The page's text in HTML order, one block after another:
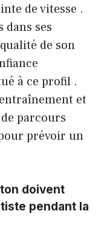
de vitesse .
ses
de son
à ce profil .
et
parcours
prévoir un
doivent
pendant la